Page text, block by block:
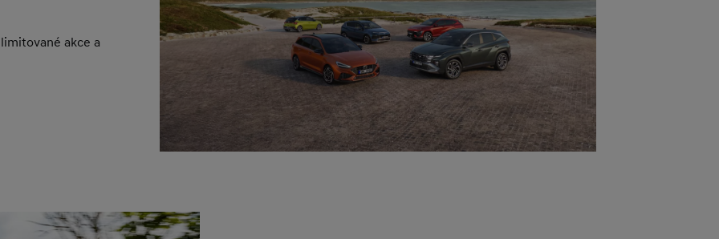
akce a